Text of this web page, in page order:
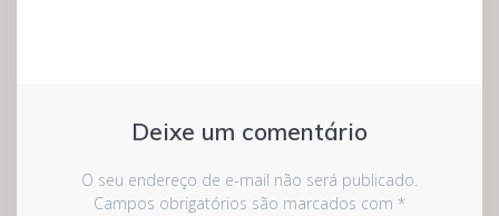
Deixe um comentário
O seu endereço de e-mail não será publicado.
Campos obrigatórios são marcados com *